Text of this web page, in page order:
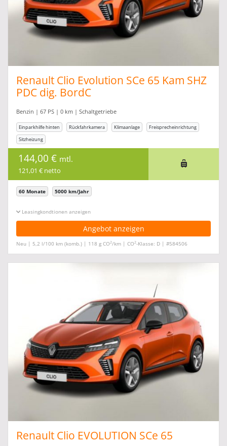
Renault Clio Evolution SCe 65 Kam SHZ
PDC dig. BordC
Benzin | 67 PS | 0 km | Schaltgetriebe
Einparkhilfe hinten Rückfahrkamera Klimaanlage
Freisprecheinrichtung
Sitzheizung
144,00 € mtl.
121,01 € netto
60 Monate 5000 km/Jahr
Leasingkonditionen ein-/ausblenden
Angebot anzeigen
Neu | 5,2 l/100 km (komb.) | 118 g CO2/km | CO2-Klasse: D | #584506
Renault Clio EVOLUTION SCe 65